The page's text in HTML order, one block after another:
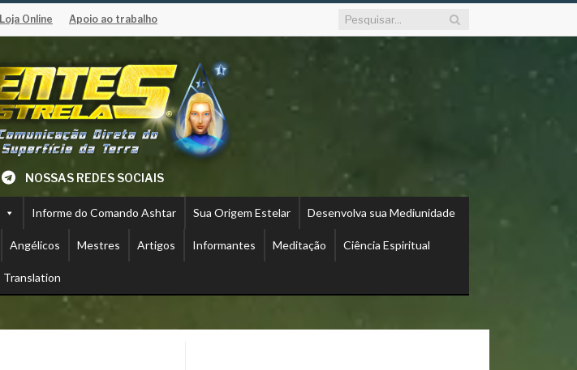
Loja Online Apoio ao trabalho
NOSSAS REDES SOCIAIS
Informe do Comando Ashtar Sua Origem Estelar Desenvolva sua Mediunidade
Angélicos Mestres Artigos Informantes Meditação Ciência Espiritual
Translation